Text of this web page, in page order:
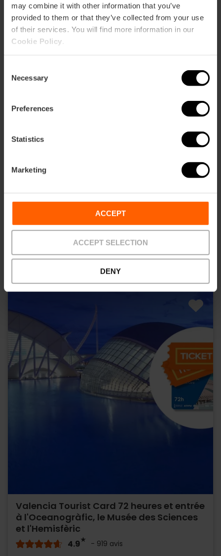
may combine it with other information that you’ve
provided to them or that they’ve collected from your use
of their services. You will find more information in our
Cookie Policy
Selection
Necessary
Preferences
Statistics
Marketing
ACCEPT
ACCEPT SELECTION
DENY
Arts et des Sciences
- 288 avis
À partir de51,25 €
Valencia Tourist Card 72 heures et entrée
à l'Oceanogràfic, le Musée des Sciences
et l'Hemisfèric
4.9 - 919 avis